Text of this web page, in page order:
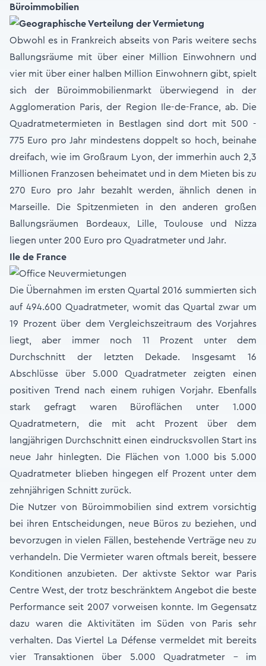
Büroimmobilien
Obwohl es in Frankreich abseits von Paris weitere sechs
Ballungsräume mit über einer Million Einwohnern und
vier mit über einer halben Million Einwohnern gibt, spielt
sich der Büroimmobilienmarkt überwiegend in der
Agglomeration Paris, der Region Ile-de-France, ab. Die
Quadratmetermieten in Bestlagen sind dort mit 500 -
775 Euro pro Jahr mindestens doppelt so hoch, beinahe
dreifach, wie im Großraum Lyon, der immerhin auch 2,3
Millionen Franzosen beheimatet und in dem Mieten bis zu
270 Euro pro Jahr bezahlt werden, ähnlich denen in
Marseille. Die Spitzenmieten in den anderen großen
Ballungsräumen Bordeaux, Lille, Toulouse und Nizza
liegen unter 200 Euro pro Quadratmeter und Jahr.
Ile de France
Die Übernahmen im ersten Quartal 2016 summierten sich
auf 494.600 Quadratmeter, womit das Quartal zwar um
19 Prozent über dem Vergleichszeitraum des Vorjahres
liegt, aber immer noch 11 Prozent unter dem
Durchschnitt der letzten Dekade. Insgesamt 16
Abschlüsse über 5.000 Quadratmeter zeigten einen
positiven Trend nach einem ruhigen Vorjahr. Ebenfalls
stark gefragt waren Büroflächen unter 1.000
Quadratmetern, die mit acht Prozent über dem
langjährigen Durchschnitt einen eindrucksvollen Start ins
neue Jahr hinlegten. Die Flächen von 1.000 bis 5.000
Quadratmeter blieben hingegen elf Prozent unter dem
zehnjährigen Schnitt zurück.
Die Nutzer von Büroimmobilien sind extrem vorsichtig
bei ihren Entscheidungen, neue Büros zu beziehen, und
bevorzugen in vielen Fällen, bestehende Verträge neu zu
verhandeln. Die Vermieter waren oftmals bereit, bessere
Konditionen anzubieten. Der aktivste Sektor war Paris
Centre West, der trotz beschränktem Angebot die beste
Performance seit 2007 vorweisen konnte. Im Gegensatz
dazu waren die Aktivitäten im Süden von Paris sehr
verhalten. Das Viertel La Défense vermeldet mit bereits
vier Transaktionen über 5.000 Quadratmeter - im